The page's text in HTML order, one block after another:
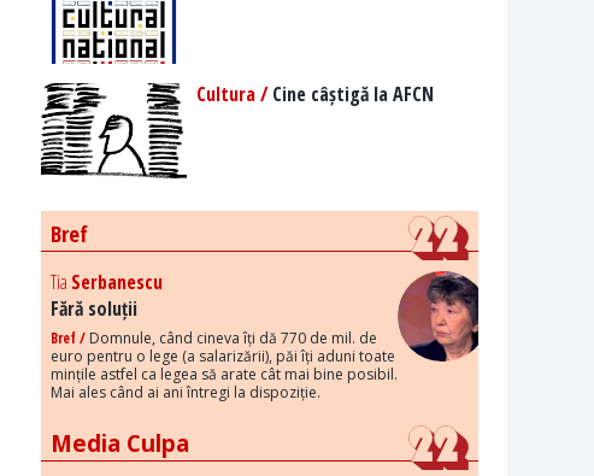
Cultura /Cine câștigă la AFCN
Bref
Tia Serbanescu
Fără soluții
Bref / Domnule, când cineva îți dă 770 de mil. de
euro pentru o lege (a salarizării), păi îți aduni toate
mințile astfel ca legea să arate cât mai bine posibil.
Mai ales când ai ani întregi la dispoziție.
Media Culpa